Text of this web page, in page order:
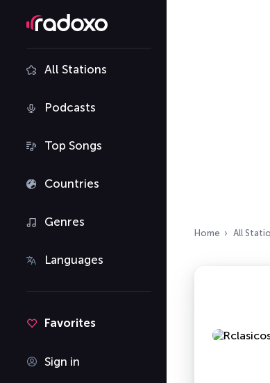
All Stations
Podcasts
Top Songs
Countries
Genres
Languages
Favorites
Sign in
Home All